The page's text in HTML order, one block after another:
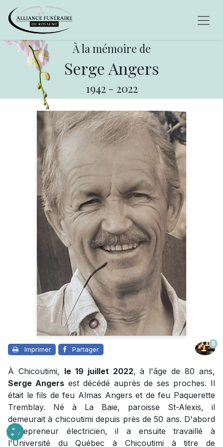
À la mémoire de
Serge Angers
1942 - 2022
Imprimer Partager
5
À Chicoutimi, le 19 juillet 2022, à l'âge de 80 ans,
Serge Angersest décédé auprès de ses proches. Il
était le fils de feu Almas Angers et de feu Paquerette
Tremblay. Né à La Baie, paroisse St-Alexis, il
demeurait à chicoutimi depuis près de 50 ans. D'abord
entrepreneur électricien, il a ensuite travaillé à
l'Université du Québec à Chicoutimi à titre de